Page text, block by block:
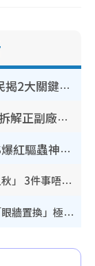
裝修拆鐵閘隨時變賊人目標？網民揭2大關鍵用途：裝新式等於白裝？附新舊鐵閘分別
網傳公院改用內地/副廠藥？醫生拆解正副廠分別 揭4類人換藥隨時出事
怕蟲人士夏日救星！日本3COINS爆紅驅蟲神器$45起 1招「全程免觸碰」輕鬆搞定小強
立秋2026｜8月7日立秋進入「多事之秋」 3件事唔做得！專家教6招開運 清枱頭／銀包納氣接好運
颱風白海豚料周日襲浙江！經歷5次「眼牆置換」極罕見 成登陸內地最長途颱風